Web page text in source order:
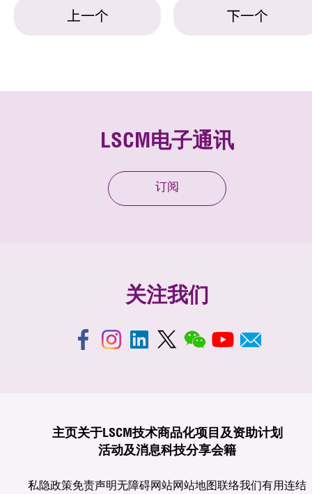
上一个 下一个
LSCM电子通讯
订阅
关注我们
主页关于LSCM技术商品化项目及资助计划
活动及消息科技分享会籍
私隐政策免责声明无障碍网站网站地图联络我们有用连结